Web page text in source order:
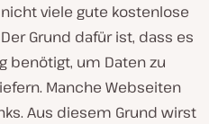
viele gute kostenlose
Grund dafür ist, dass es
benötigt, um Daten zu
Manche Webseiten
Aus diesem Grund wirst